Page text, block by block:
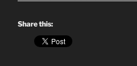
Share this: